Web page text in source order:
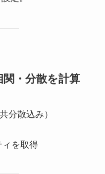
・分散を計算
分散込み）
ィを取得